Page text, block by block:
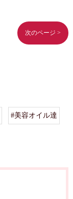
次のページ >
#美容オイル達